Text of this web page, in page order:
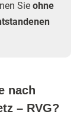
Sie ohne
nach
– RVG?